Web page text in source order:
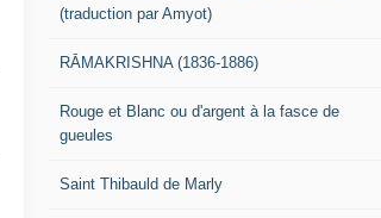
(traduction par Amyot)
RĀMAKRISHNA (1836-1886)
Rouge et Blanc ou d'argent à la fasce de
gueules
Saint Thibauld de Marly